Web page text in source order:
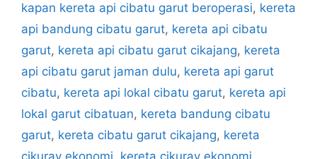
kapan kereta api cibatu garut beroperasi, kereta
api bandung cibatu garut, kereta api cibatu
garut, kereta api cibatu garut cikajang, kereta
api cibatu garut jaman dulu, kereta api garut
cibatu, kereta api lokal cibatu garut, kereta api
lokal garut cibatuan, kereta bandung cibatu
garut, kereta cibatu garut cikajang, kereta
cikuray ekonomi, kereta cikuray ekonomi